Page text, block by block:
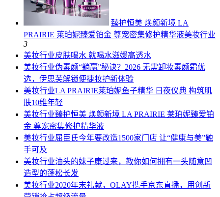
臻护恒美 焕颜新境 LA
PRAIRIE 莱珀妮臻爱铂金 尊宠密集修护精华液美妆行业
3
美妆行业皮肤喝水 就喝水滋媛高透水
美妆行业伪素颜“躺赢”秘诀？2026 无需卸妆素颜霜优
选，伊思芙解锁便捷妆护新体验
美妆行业LA PRAIRIE莱珀妮鱼子精华 日夜仪典 构筑肌
肤10维年轻
美妆行业臻护恒美 焕颜新境 LA PRAIRIE 莱珀妮臻爱铂
金 尊宠密集修护精华液
美妆行业屈臣氏今年要改造1500家门店 让“健康与美”触
手可及
美妆行业油头的妹子康过来，教你如何拥有一头随意凹
造型的蓬松长发
美妆行业2020年末礼献，OLAY携手京东直播，用创新